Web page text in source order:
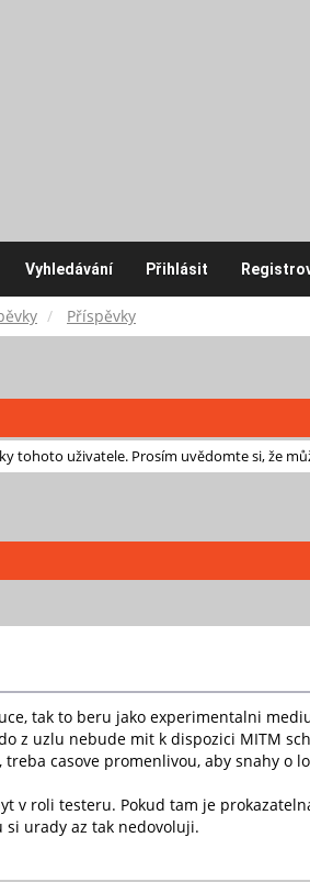
Vyhledávání Přihlásit
Příspěvky
tohoto uživatele. Prosím uvědomte si, že
tak to beru jako experimentalni
z uzlu nebude mit k dispozici MITM
casove promenlivou, aby snahy o
v roli testeru. Pokud tam je
si urady az tak nedovoluji.